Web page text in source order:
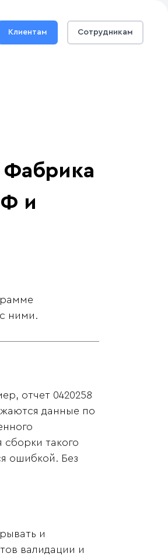
Клиентам Сотрудникам
Фабрика
и
ними.
отчет 0420258
данные по
такого
ошибкой. Без
и
валидации и